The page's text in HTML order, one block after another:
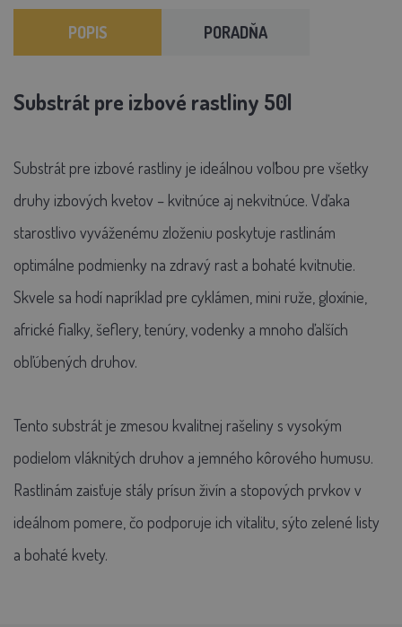
POPIS PORADŇA
Substrát pre izbové rastliny 50l
Substrát pre izbové rastliny je ideálnou voľbou pre všetky
druhy izbových kvetov – kvitnúce aj nekvitnúce. Vďaka
starostlivo vyváženému zloženiu poskytuje rastlinám
optimálne podmienky na zdravý rast a bohaté kvitnutie.
Skvele sa hodí napríklad pre cyklámen, mini ruže, gloxínie,
africké fialky, šeflery, tenúry, vodenky a mnoho ďalších
obľúbených druhov.
Tento substrát je zmesou kvalitnej rašeliny s vysokým
podielom vláknitých druhov a jemného kôrového humusu.
Rastlinám zaisťuje stály prísun živín a stopových prvkov v
ideálnom pomere, čo podporuje ich vitalitu, sýto zelené listy
a bohaté kvety.